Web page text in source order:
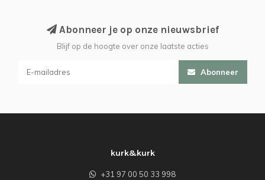
Abonneer je op onze nieuwsbrief
Blijf op de hoogte over onze laatste acties
Abonneer
kurk&kurk
+31 97 00 50 33 998